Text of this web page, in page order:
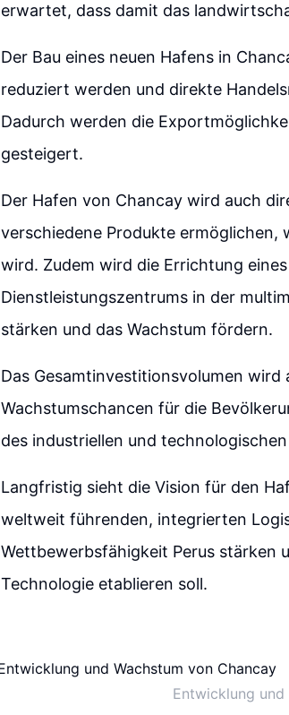
erwartet, dass damit das
Der Bau eines neuen Hafens in
reduziert werden und direkte
Dadurch werden die
gesteigert.
Der Hafen von Chancay wird auch
verschiedene Produkte
wird. Zudem wird die Errichtung
Dienstleistungszentrums in der
stärken und das Wachstum fördern.
Das Gesamtinvestitionsvolumen
Wachstumschancen für die
des industriellen und
Langfristig sieht die Vision für den
weltweit führenden, integrierten
Wettbewerbsfähigkeit Perus stärken
Technologie etablieren soll.
Entwicklung und